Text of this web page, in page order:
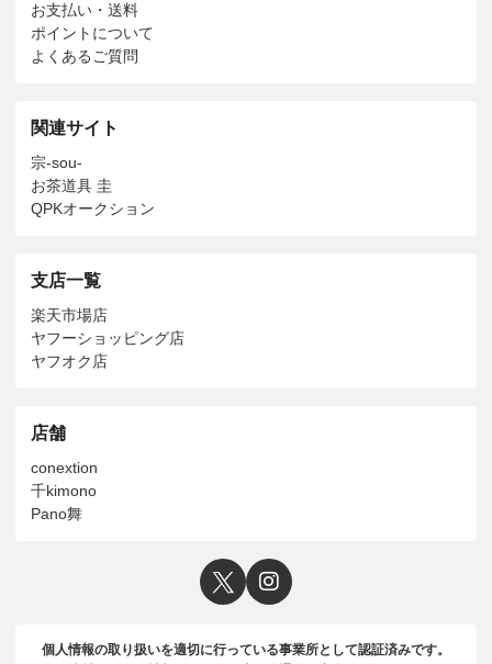
お支払い・送料
ポイントについて
よくあるご質問
関連サイト
宗-sou-
お茶道具 圭
QPKオークション
支店一覧
楽天市場店
ヤフーショッピング店
ヤフオク店
店舗
conextion
千kimono
Pano舞
個人情報の取り扱いを適切に行っている事業所として認証済みです。